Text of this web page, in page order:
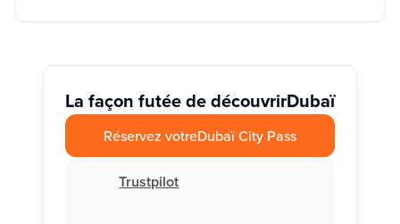
La façon futée de découvrirDubaï
Réservez votreDubaï City Pass
Trustpilot